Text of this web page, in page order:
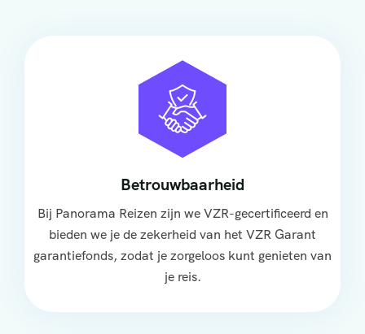
Betrouwbaarheid
Bij Panorama Reizen zijn we VZR-gecertificeerd en
bieden we je de zekerheid van het VZR Garant
garantiefonds, zodat je zorgeloos kunt genieten van
je reis.